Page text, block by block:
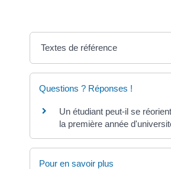
Textes de référence
Questions ? Réponses !
Un étudiant peut-il se
la première année
Pour en savoir plus